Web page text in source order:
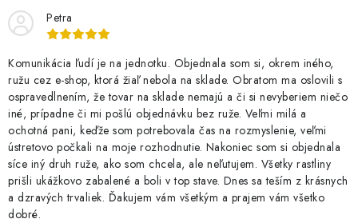
y
v
ý
p
i
s
u
e
Petra
Komunikácia ľudí je na jednotku. Objednala som si, okrem iného,
ružu cez e-shop, ktorá žiaľ nebola na sklade. Obratom ma oslovili s
ospravedlnením, že tovar na sklade nemajú a či si nevyberiem niečo
iné, prípadne či mi pošlú objednávku bez ruže. Veľmi milá a
ochotná pani, keďže som potrebovala čas na rozmyslenie, veľmi
ústretovo počkali na moje rozhodnutie. Nakoniec som si objednala
síce iný druh ruže, ako som chcela, ale neľutujem. Všetky rastliny
prišli ukážkovo zabalené a boli v top stave. Dnes sa teším z krásnych
a dzravých trvaliek. Ďakujem vám všetkým a prajem vám všetko
dobré.